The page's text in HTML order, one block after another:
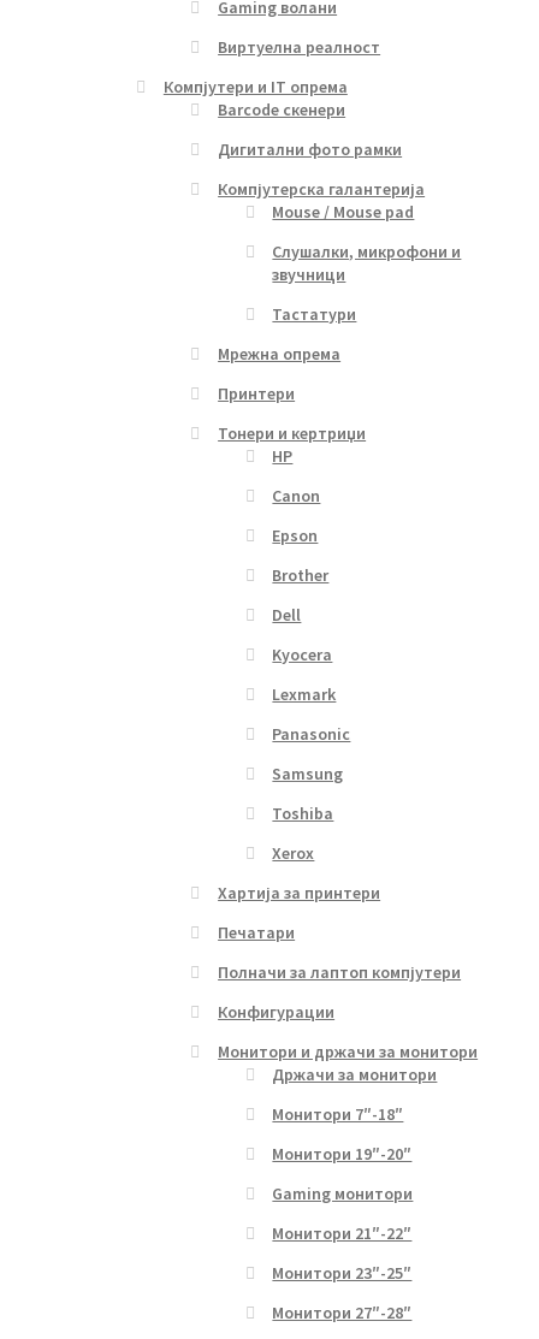
Gaming волани
Виртуелна реалност
Компјутери и IT опрема
Barcode скенери
Дигитални фото рамки
Компјутерска галантерија
Mouse / Mouse pad
Слушалки, микрофони и
звучници
Тастатури
Мрежна опрема
Принтери
Тонери и кертриџи
HP
Canon
Epson
Brother
Dell
Kyocera
Lexmark
Panasonic
Samsung
Toshiba
Xerox
Хартија за принтери
Печатари
Полначи за лаптоп компјутери
Конфигурации
Монитори и држачи за монитори
Држачи за монитори
Монитори 7″-18″
Монитори 19″-20″
Gaming монитори
Монитори 21″-22″
Монитори 23″-25″
Монитори 27″-28″